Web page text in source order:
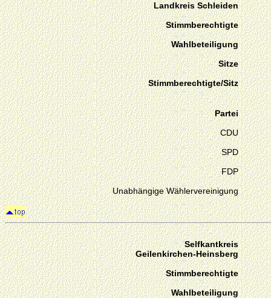
Landkreis Schleiden
Stimmberechtigte
Wahlbeteiligung
Sitze
Stimmberechtigte/Sitz
Partei
CDU
SPD
FDP
Unabhängige Wählervereinigung
Selfkantkreis
Geilenkirchen-Heinsberg
Stimmberechtigte
Wahlbeteiligung